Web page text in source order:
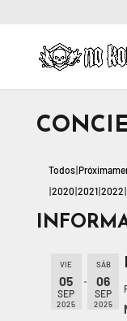
Todos
2020 2021 2022
VIE
05
SEP
2025
SÁB
06
SEP
2025